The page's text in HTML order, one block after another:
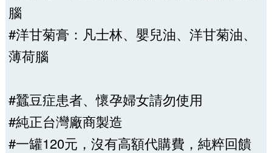
腦
#洋甘菊膏：凡士林、嬰兒油、洋甘菊油、
薄荷腦
#蠶豆症患者、懷孕婦女請勿使用
#純正台灣廠商製造
#一罐120元，沒有高額代購費，純粹回饋